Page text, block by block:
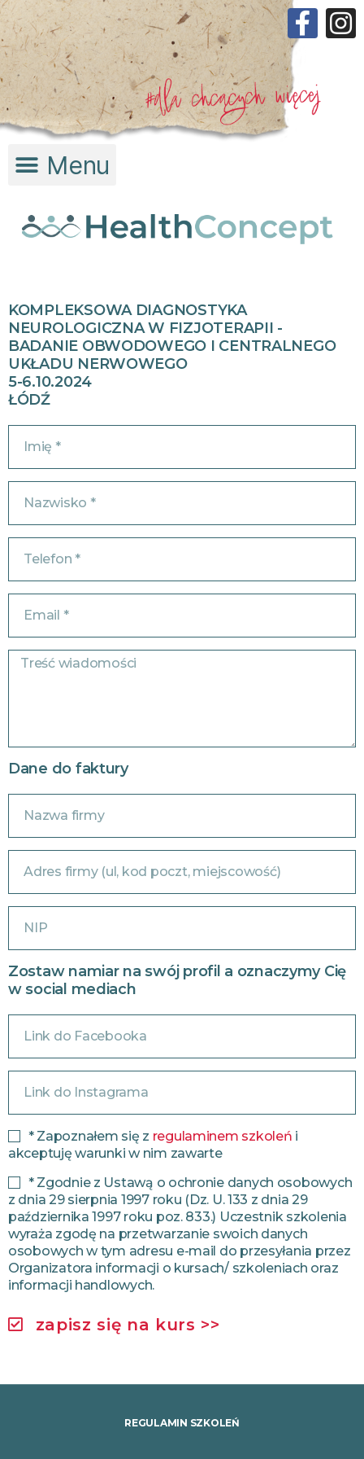
KOMPLEKSOWA DIAGNOSTYKA
NEUROLOGICZNA W FIZJOTERAPII -
BADANIE OBWODOWEGO I CENTRALNEGO
UKŁADU NERWOWEGO
5-6.10.2024
ŁÓDŹ
Dane do faktury
Zostaw namiar na swój profil a oznaczymy Cię
w social mediach
* Zapoznałem się z regulaminem szkoleń i
akceptuję warunki w nim zawarte
* Zgodnie z Ustawą o ochronie danych osobowych
z dnia 29 sierpnia 1997 roku (Dz. U. 133 z dnia 29
października 1997 roku poz. 833.) Uczestnik szkolenia
wyraża zgodę na przetwarzanie swoich danych
osobowych w tym adresu e-mail do przesyłania przez
Organizatora informacji o kursach/ szkoleniach oraz
informacji handlowych.
zapisz się na kurs >>
REGULAMIN SZKOLEŃ